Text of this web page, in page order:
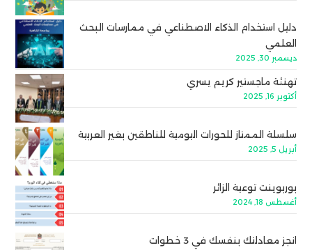
دليل استخدام الذكاء الاصطناعي في ممارسات البحث
العلمي
ديسمبر 30, 2025
تهنئة ماجستير كريم يسري
أكتوبر 16, 2025
سلسلة الممتاز للحورات اليومية للناطقين بغير العربية
أبريل 5, 2025
بوربوينت توعية الزائر
أغسطس 18, 2024
انجز معادلتك بنفسك في 3 خطوات